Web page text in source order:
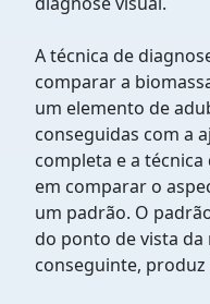
A técnica de
comparar a
um elemento de
conseguidas com a
completa e a
em comparar o
um padrão. O
do ponto de vista
conseguinte, produz